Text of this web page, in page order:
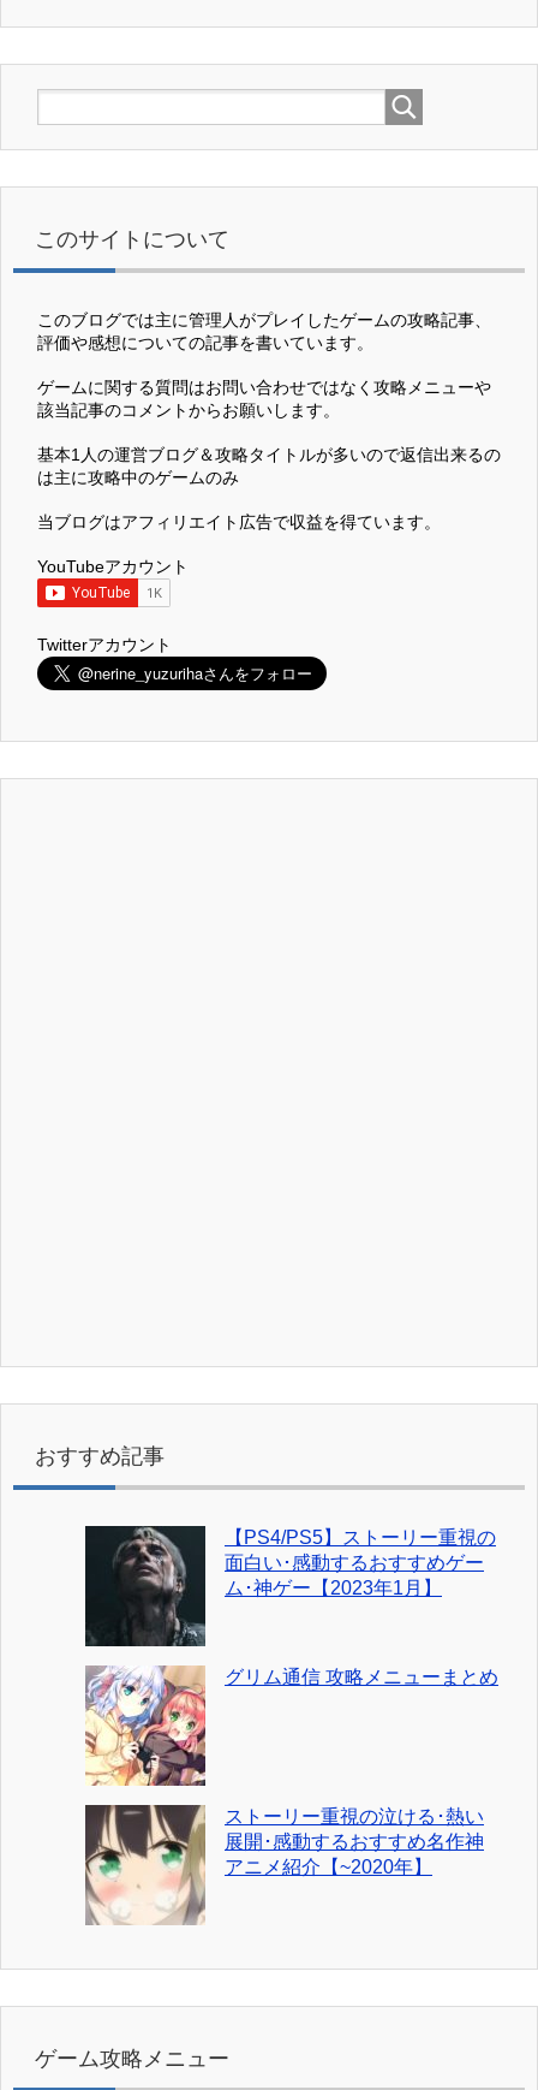
このサイトについて
このブログでは主に管理人がプレイしたゲームの攻略記事、
評価や感想についての記事を書いています。
ゲームに関する質問はお問い合わせではなく攻略メニューや
該当記事のコメントからお願いします。
基本1人の運営ブログ＆攻略タイトルが多いので返信出来るの
は主に攻略中のゲームのみ
当ブログはアフィリエイト広告で収益を得ています。
YouTubeアカウント
Twitterアカウント
おすすめ記事
【PS4/PS5】ストーリー重視の
面白い･感動するおすすめゲー
ム･神ゲー【2023年1月】
グリム通信 攻略メニューまとめ
ストーリー重視の泣ける･熱い
展開･感動するおすすめ名作神
アニメ紹介【~2020年】
ゲーム攻略メニュー